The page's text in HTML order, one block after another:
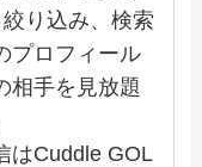
り込み、検索
プロフィール
相手を見放題
はCuddle GOL